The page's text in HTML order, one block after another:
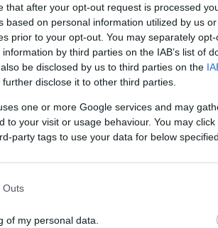
that after your opt-out request is processed
based on personal information utilized by us
prior to your opt-out. You may separately
by third parties on the IAB’s list of
be disclosed by us to third parties on the
disclose it to other third parties.
one or more Google services and may
to your visit or usage behaviour. You may
party tags to use your data for below
Outs
of my personal data.